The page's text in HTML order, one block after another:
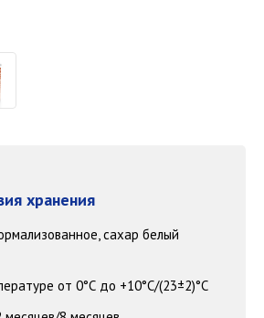
хранения
сахар белый
от 0°С до +10°С/(23±2)°С